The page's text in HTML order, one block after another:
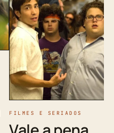
FILMES E SERIADOS